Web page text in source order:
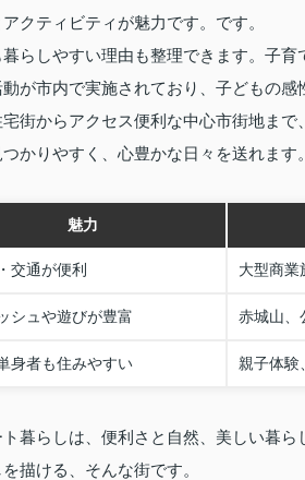
クティビティが魅力です。です。
らしやすい理由も整理できます。子
が市内で実施されており、子どもの
街からアクセス便利な中心市街地ま
かりやすく、心豊かな日々を送れます
魅力
交通が便利 大型商業
シュや遊びが豊富 赤城山、
身者も住みやすい 親子体験
暮らしは、便利さと自然、美しい暮
描ける、そんな街です。